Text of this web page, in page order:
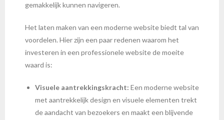
gemakkelijk kunnen navigeren.
Het laten maken van een moderne website biedt tal van
voordelen. Hier zijn een paar redenen waarom het
investeren in een professionele website de moeite
waard is:
Visuele aantrekkingskracht: Een moderne website
met aantrekkelijk design en visuele elementen trekt
de aandacht van bezoekers en maakt een blijvende